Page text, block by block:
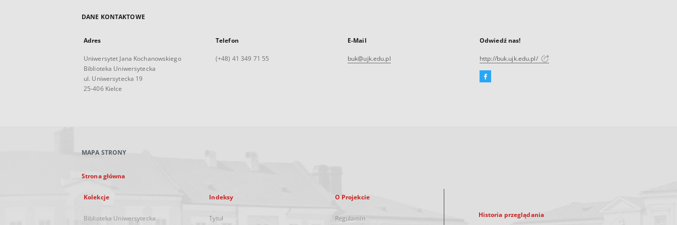
DANE KONTAKTOWE
Adres
Uniwersytet Jana Kochanowskiego
Biblioteka Uniwersytecka
ul. Uniwersytecka 19
25-406 Kielce
Telefon
(+48) 41 349 71 55
E-Mail
buk@ujk.edu.pl
Odwiedź nas!
http://buk.ujk.edu.pl/
Facebook
MAPA STRONY
Strona główna
Kolekcje
Biblioteka Uniwersytecka
Indeksy
Tytuł
O Projekcie
Regulamin Historia przeglądania